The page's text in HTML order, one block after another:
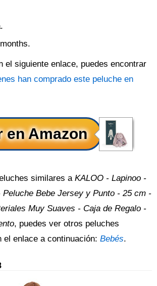
el siguiente enlace, puedes encontrar
han comprado este peluche en
similares a KALOO - Lapinoo -
Peluche Bebe Jersey y Punto - 25 cm -
Muy Suaves - Caja de Regalo -
, puedes ver otros peluches
el enlace a continuación: Bebés.